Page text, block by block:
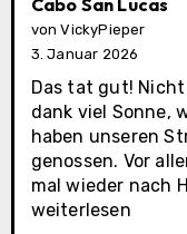
von VickyPieper
3. Januar 2026
Das tat gut!
dank viel Sonne,
haben unseren
genossen. Vor
mal wieder nach
weiterlesen